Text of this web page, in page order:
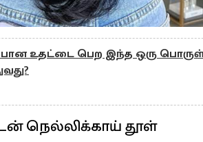
உதட்டை பெற இந்த ஒரு பொருள்
நெல்லிக்காய் தூள்